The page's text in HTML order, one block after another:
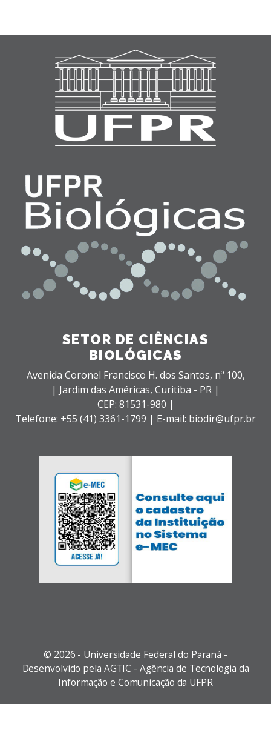
SETOR DE CIÊNCIAS
BIOLÓGICAS
Avenida Coronel Francisco H. dos Santos, nº 100,
| Jardim das Américas, Curitiba - PR |
CEP: 81531-980 |
Telefone: +55 (41) 3361-1799 | E-mail: biodir@ufpr.br
© 2026 - Universidade Federal do Paraná -
Desenvolvido pela AGTIC - Agência de Tecnologia da
Informação e Comunicação da UFPR